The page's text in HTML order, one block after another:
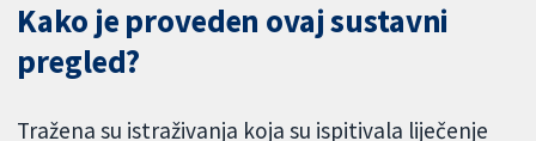
Kako je proveden ovaj sustavni
pregled?
Tražena su istraživanja koja su ispitivala liječenje